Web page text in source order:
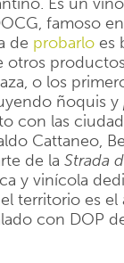
famoso
de probarlo es
otros
o los
ñoquis y
con las
Cattaneo,
de la Strada
y vinícola
territorio es el
con DOP